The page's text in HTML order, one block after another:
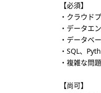
【必須】
・クラウド
・データエ
・データベ
・SQL、
・複雑な問
【尚可】